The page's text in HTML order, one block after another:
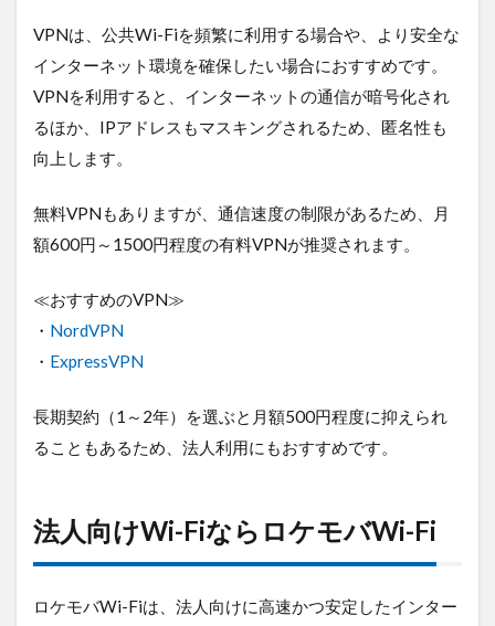
VPNは、公共Wi-Fiを頻繁に利用する場合や、より安全な
インターネット環境を確保したい場合におすすめです。
VPNを利用すると、インターネットの通信が暗号化され
るほか、IPアドレスもマスキングされるため、匿名性も
向上します。
無料VPNもありますが、通信速度の制限があるため、月
額600円～1500円程度の有料VPNが推奨されます。
≪おすすめのVPN≫
・ NordVPN
・ ExpressVPN
長期契約（1～2年）を選ぶと月額500円程度に抑えられ
ることもあるため、法人利用にもおすすめです。
法人向けWi-FiならロケモバWi-Fi
ロケモバWi-Fiは、法人向けに高速かつ安定したインター